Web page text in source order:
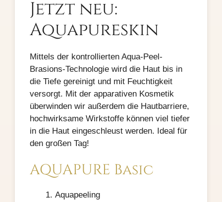
Jetzt neu:
Aquapureskin
Mittels der kontrollierten Aqua-Peel-
Brasions-Technologie wird die Haut bis in
die Tiefe gereinigt und mit Feuchtigkeit
versorgt. Mit der apparativen Kosmetik
überwinden wir außerdem die Hautbarriere,
hochwirksame Wirkstoffe können viel tiefer
in die Haut eingeschleust werden. Ideal für
den großen Tag!
AQUAPURE Basic
Aquapeeling